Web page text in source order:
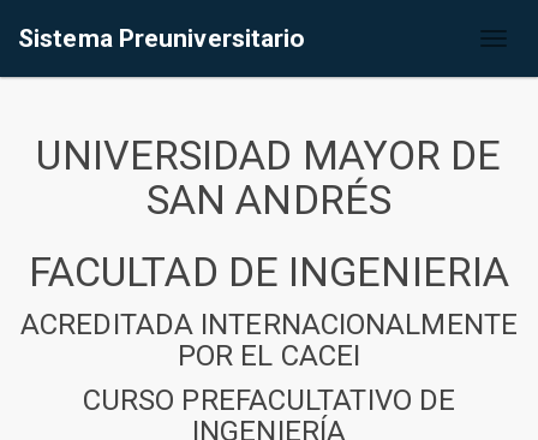
Sistema Preuniversitario
UNIVERSIDAD MAYOR DE
SAN ANDRÉS
FACULTAD DE INGENIERIA
ACREDITADA INTERNACIONALMENTE
POR EL CACEI
CURSO PREFACULTATIVO DE
INGENIERÍA